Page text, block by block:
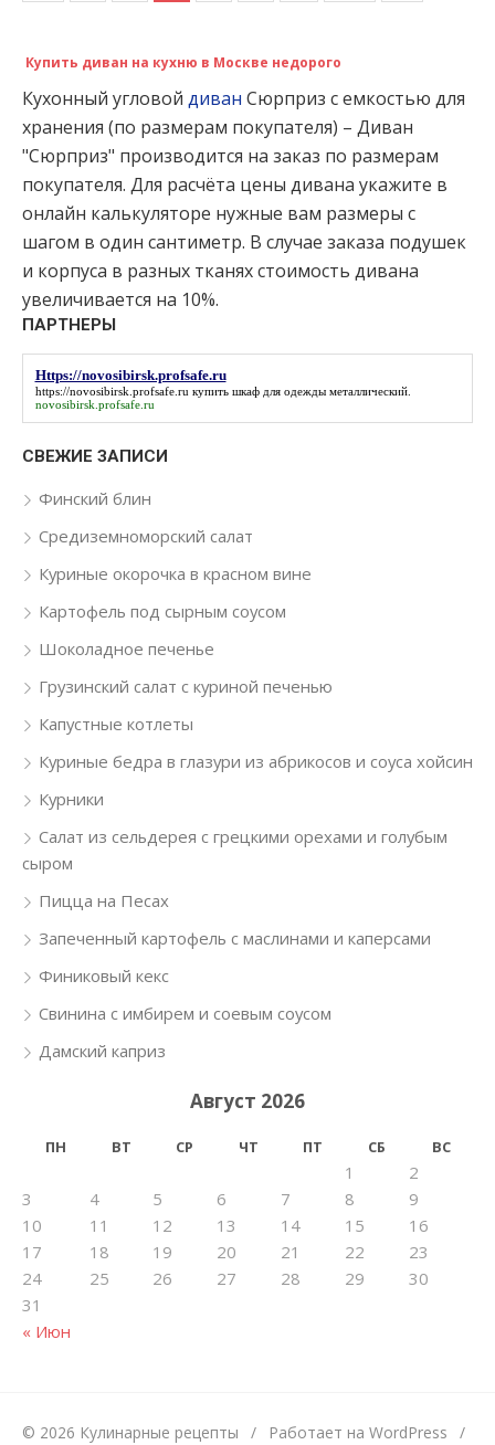
Купить диван на кухню в Москве недорого
Кухонный угловой диван Сюрприз с емкостью для
хранения (по размерам покупателя) – Диван
"Сюрприз" производится на заказ по размерам
покупателя. Для расчёта цены дивана укажите в
онлайн калькуляторе нужные вам размеры с
шагом в один сантиметр. В случае заказа подушек
и корпуса в разных тканях стоимость дивана
увеличивается на 10%.
ПАРТНЕРЫ
Https://novosibirsk.profsafe.ru
https://novosibirsk.profsafe.ru купить шкаф для одежды металлический.
novosibirsk.profsafe.ru
СВЕЖИЕ ЗАПИСИ
Финский блин
Средиземноморский салат
Куриные окорочка в красном вине
Картофель под сырным соусом
Шоколадное печенье
Грузинский салат с куриной печенью
Капустные котлеты
Куриные бедра в глазури из абрикосов и соуса хойсин
Курники
Салат из сельдерея с грецкими орехами и голубым
сыром
Пицца на Песах
Запеченный картофель с маслинами и каперсами
Финиковый кекс
Свинина с имбирем и соевым соусом
Дамский каприз
Август 2026
ПН ВТ СР ЧТ ПТ СБ ВС
« Июн
1
2
3
4 5 6 7 8
9
10
11 12 13 14 15
16
17
18 19 20 21 22
23
24
25 26 27 28 29
30
31
© 2026 Кулинарные рецепты / Работает на WordPress /